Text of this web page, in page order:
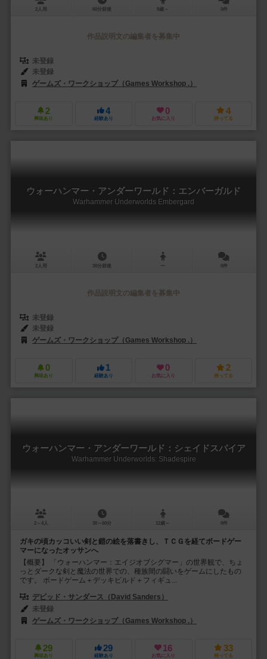
2人用 60分前後 8歳～ 0件
作品説明文の編集者を募集中
未登録
未登録
ゲームズ・ワークショップ（Games Workshop .）
2
興味あり
4
経験あり
0
お気に入り
4
持ってる
ウォーハンマー・アンダーワールド：エンバーガルド
Warhammer Underworlds Embergard
2人用 30分前後 ー 0件
作品説明文の編集者を募集中
未登録
未登録
ゲームズ・ワークショップ（Games Workshop .）
0
興味あり
1
経験あり
0
お気に入り
2
持ってる
ウォーハンマー・アンダーワールド：シェイドスパイア
Warhammer Underworlds: Shadespire
2～4人 30～60分 12歳～ 0件
ガキの頃カッコいい剣と鎧の絵を落書きし、ＴＣＧを経てボードゲー
マーになったオッサンへ
【概要】 「ウォーハンマー：エイジオブシグマー」の世界観で、ちょ
っとダークな剣と魔法の世界での、種族間の闘いをゲームにしたもの
です。 ボードゲーム＋デッキビルド＋フィギュ...
デビッド・サンダース（David Sanders）
未登録
ゲームズ・ワークショップ（Games Workshop .）
29
興味あり
29
経験あり
16
お気に入り
33
持ってる